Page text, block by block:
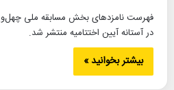
فهرست نامزدهای بخش مسابقه ملی
در آستانه آیین اختتامیه منتشر شد.
بیشتر بخوانید »